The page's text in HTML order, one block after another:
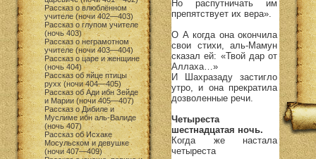
Рассказ о влюблённом
учителе (ночи 402—403)
Рассказ о глупом учителе
(ночь 403)
Рассказ о неграмотном
учителе (ночи 403—404)
Рассказ о царе и женщине
(ночь 404)
Рассказ об яйце птицы
рухх (ночи 404—405)
Рассказ об Ади ибн Зейде
и Марии (ночи 405—407)
Рассказ о Дибиле и
Муслиме ибн аль-Валиде
(ночь 407)
Рассказ об Исхаке
Мосульском и девушке
(ночи 407—409)
Но распутничать им
препятствует их вера».
О А когда она окончила
свои стихи, аль-Мамун
сказал ей: «Твой дар от
Аллаха…»
И Шахразаду застигло
утро, и она прекратила
дозволенные речи.
Четыреста
шестнадцатая ночь.
Когда же настала
четыреста